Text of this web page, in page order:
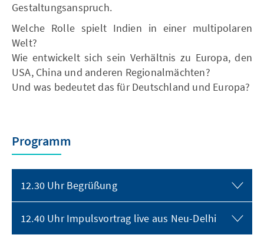
Gestaltungsanspruch.
Welche Rolle spielt Indien in einer multipolaren
Welt?
Wie entwickelt sich sein Verhältnis zu Europa, den
USA, China und anderen Regionalmächten?
Und was bedeutet das für Deutschland und Europa?
Programm
12.30 Uhr Begrüßung
12.40 Uhr Impulsvortrag live aus Neu-Delhi